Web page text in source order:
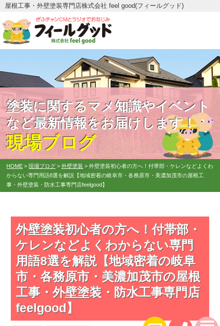
屋根工事・外壁塗装専門店株式会社 feel good(フィールグッド)
塗装に関するマメ知識やイベント
など最新情報をお届けします！
現場ブログ
HOME >現場ブログ >外壁塗装 >外壁塗装初心者の方へ！付帯部・ケレンなどよくわ
からない専門用語8選を解説【地域密着の岐阜市・各務原市・美濃加茂市の屋根工
事・外壁塗装・防水工事専門店feelgood】
外壁塗装初心者の方へ！付帯部・
ケレンなどよくわからない専門
用語8選を解説【地域密着の岐阜
市・各務原市・美濃加茂市の屋根
工事・外壁塗装・防水工事専門店
feelgood】